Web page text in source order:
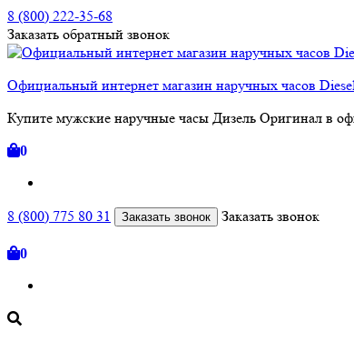
8 (800) 222-35-68
Заказать обратный звонок
Официальный интернет магазин наручных часов
Купите мужские наручные часы Дизель Оригинал в
0
8 (800) 775 80 31 Заказать звонок Заказать звонок
0